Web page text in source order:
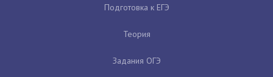
Подготовка к ЕГЭ
Теория
Задания ОГЭ